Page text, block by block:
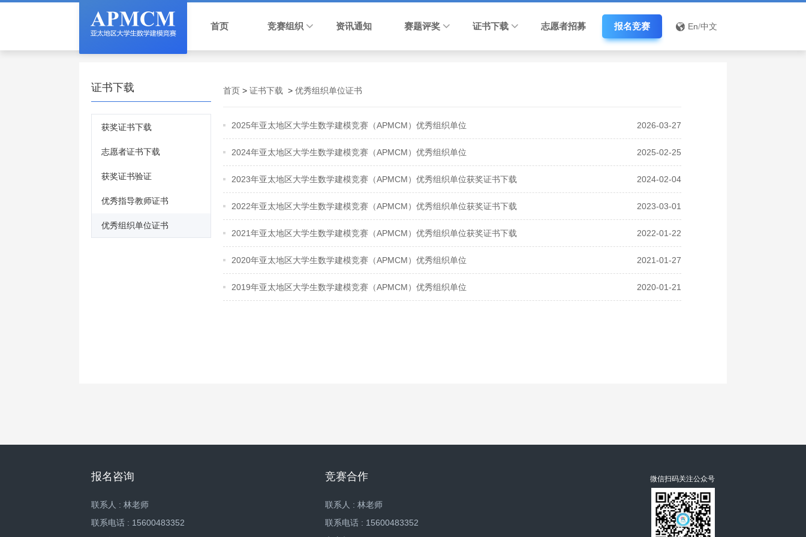
首页 竞赛组织 资讯通知 赛题评奖 证书下载 志愿者招募 报名竞赛 En/中文
证书下载
获奖证书下载
志愿者证书下载
获奖证书验证
优秀指导教师证书
优秀组织单位证书
首页 > 证书下载 > 优秀组织单位证书
2025年亚太地区大学生数学建模竞赛（APMCM）优秀组织单位 2026-03-27
2024年亚太地区大学生数学建模竞赛（APMCM）优秀组织单位 2025-02-25
2023年亚太地区大学生数学建模竞赛（APMCM）优秀组织单位获奖证书下载 2024-02-04
2022年亚太地区大学生数学建模竞赛（APMCM）优秀组织单位获奖证书下载 2023-03-01
2021年亚太地区大学生数学建模竞赛（APMCM）优秀组织单位获奖证书下载 2022-01-22
2020年亚太地区大学生数学建模竞赛（APMCM）优秀组织单位 2021-01-27
2019年亚太地区大学生数学建模竞赛（APMCM）优秀组织单位 2020-01-21
报名咨询
联系人 : 林老师
联系电话 : 15600483352
竞赛合作
联系人 : 林老师
联系电话 : 15600483352
微信扫码关注公众号